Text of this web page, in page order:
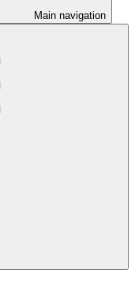
Main navigation